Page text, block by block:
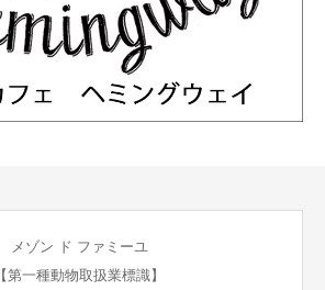
メゾン ド ファミーユ
【第一種動物取扱業標識】